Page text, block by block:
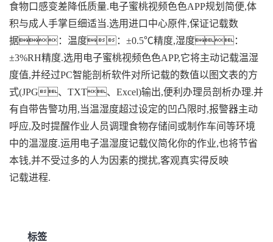
食物口感变差降低质量.电子蜜桃视频色色APP规划简便,体
积与成人手掌巨细适当.选用进口中心原件,保证记载数
据：温度：±0.5℃精度,湿度：
±3%RH精度.选用电子蜜桃视频色色APP,它将主动记载温湿
度值,并经过PC智能剖析软件对所记载的数值以图文表的方
式(JPG、TXT、Excel)输出,便利办理员剖析办理.并
有自带告警功用,当温湿度超过设定的凹凸限时,报警器主动
呼应,及时提醒作业人员调理食物存储间或制作车间等环境
中的温湿度.运用电子温湿度记载仪简化你的作业,也将节省
本钱,并不受过多的人为因素的搅扰,客观真实得反映
记载进程.
标签